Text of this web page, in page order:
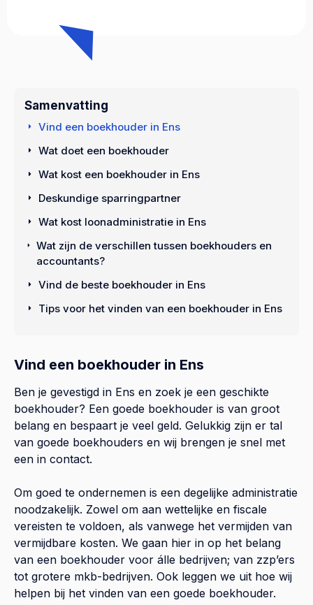
Vind een boekhouder in Ens
Ben je gevestigd in Ens en zoek je een geschikte
boekhouder? Een goede boekhouder is van groot
belang en bespaart je veel geld. Gelukkig zijn er tal
van goede boekhouders en wij brengen je snel met
een in contact.
Om goed te ondernemen is een degelijke administratie
noodzakelijk. Zowel om aan wettelijke en fiscale
vereisten te voldoen, als vanwege het vermijden van
vermijdbare kosten. We gaan hier in op het belang
van een boekhouder voor álle bedrijven; van zzp’ers
tot grotere mkb-bedrijven. Ook leggen we uit hoe wij
helpen bij het vinden van een goede boekhouder.
Samenvatting
Vind een boekhouder in Ens
Wat doet een boekhouder
Wat kost een boekhouder in Ens
Deskundige sparringpartner
Wat kost loonadministratie in Ens
Wat zijn de verschillen tussen boekhouders en
accountants?
Vind de beste boekhouder in Ens
Tips voor het vinden van een boekhouder in Ens